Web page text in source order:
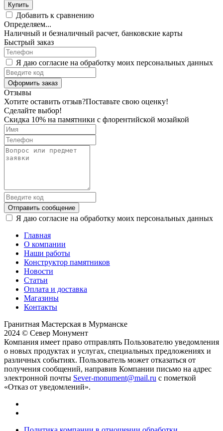
Купить
Добавить к сравнению
Определяем...
Наличный и безналичный расчет, банковские карты
Быстрый заказ
Я даю согласие на обработку моих персональных данных
Оформить заказ
Отзывы
Хотите оставить отзыв?Поставьте свою оценку!
Сделайте выбор!
Скидка 10% на памятники с флорентийской мозайкой
Отправить сообщение
Я даю согласие на обработку моих персональных данных
Главная
О компании
Наши работы
Конструктор памятников
Новости
Статьи
Оплата и доставка
Магазины
Контакты
Гранитная Мастерская в Мурманске
2024 © Север Монумент
Компания имеет право отправлять Пользователю уведомления
о новых продуктах и услугах, специальных предложениях и
различных событиях. Пользователь может отказаться от
получения сообщений, направив Компании письмо на адрес
электронной почты Sever-monument@mail.ru с пометкой
«Отказ от уведомлений».